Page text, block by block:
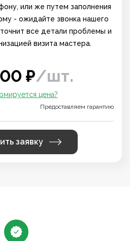
или же путем заполнения
- ожидайте звонка нашего
все детали проблемы и
визита мастера.
₽/шт.
цена?
Предоставляем гарантию
заявку